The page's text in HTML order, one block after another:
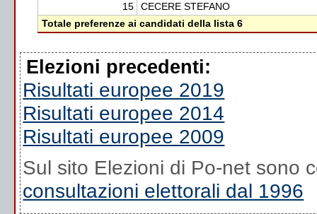
15
CECERE STEFANO
Totale preferenze ai candidati della lista 6
Elezioni precedenti:
Risultati europee 2019
Risultati europee 2014
Risultati europee 2009
Sul sito Elezioni di Po-net sono
consultazioni elettorali dal 1996